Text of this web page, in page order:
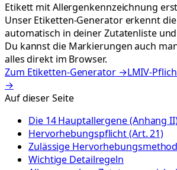
Etikett mit Allergenkennzeichnung
Unser Etiketten-Generator erkennt die
automatisch in deiner Zutatenliste
Du kannst die Markierungen auch
alles direkt im Browser.
Zum Etiketten-Generator→LMIV-
→
Auf dieser Seite
Die 14 Hauptallergene (Anhang
Hervorhebungspflicht (Art. 21)
Zulässige
Wichtige Detailregeln